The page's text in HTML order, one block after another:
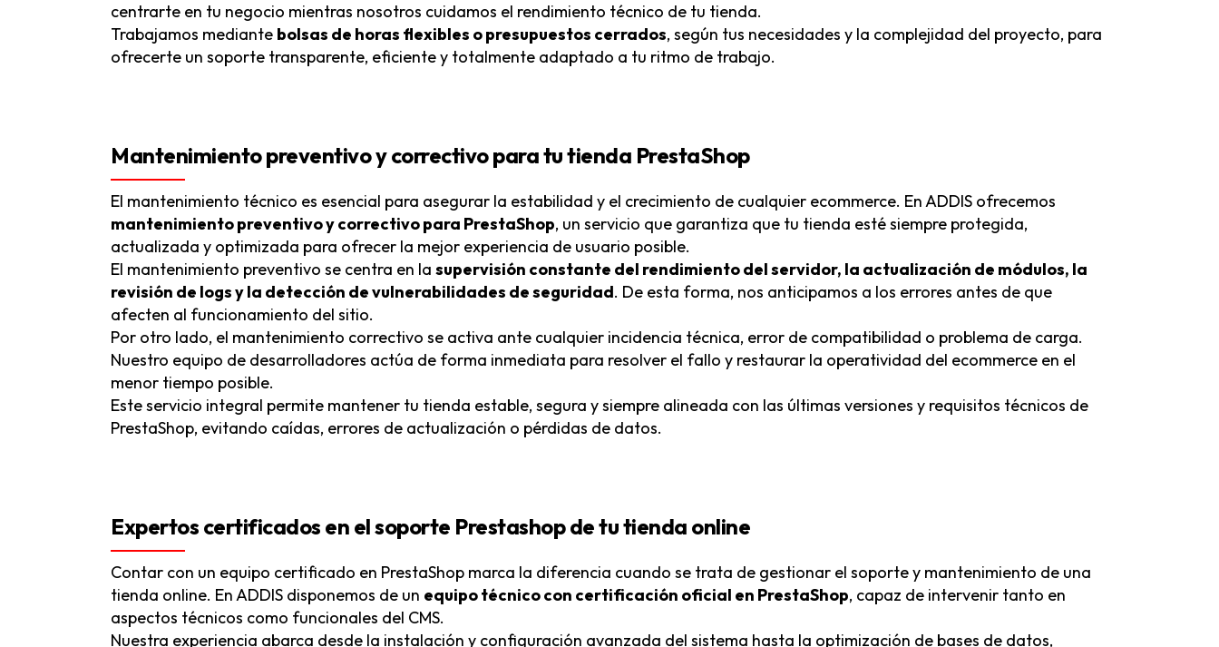
centrarte en tu negocio mientras nosotros cuidamos el rendimiento técnico de tu tienda.
Trabajamos mediante bolsas de horas flexibles o presupuestos cerrados, según tus necesidades y la complejidad del proyecto, para
ofrecerte un soporte transparente, eficiente y totalmente adaptado a tu ritmo de trabajo.
Mantenimiento preventivo y correctivo para tu tienda PrestaShop
El mantenimiento técnico es esencial para asegurar la estabilidad y el crecimiento de cualquier ecommerce. En ADDIS ofrecemos
mantenimiento preventivo y correctivo para PrestaShop, un servicio que garantiza que tu tienda esté siempre protegida,
actualizada y optimizada para ofrecer la mejor experiencia de usuario posible.
El mantenimiento preventivo se centra en la supervisión constante del rendimiento del servidor, la actualización de módulos, la
revisión de logs y la detección de vulnerabilidades de seguridad. De esta forma, nos anticipamos a los errores antes de que
afecten al funcionamiento del sitio.
Por otro lado, el mantenimiento correctivo se activa ante cualquier incidencia técnica, error de compatibilidad o problema de carga.
Nuestro equipo de desarrolladores actúa de forma inmediata para resolver el fallo y restaurar la operatividad del ecommerce en el
menor tiempo posible.
Este servicio integral permite mantener tu tienda estable, segura y siempre alineada con las últimas versiones y requisitos técnicos de
PrestaShop, evitando caídas, errores de actualización o pérdidas de datos.
Expertos certificados en el soporte Prestashop de tu tienda online
Contar con un equipo certificado en PrestaShop marca la diferencia cuando se trata de gestionar el soporte y mantenimiento de una
tienda online. En ADDIS disponemos de un equipo técnico con certificación oficial en PrestaShop, capaz de intervenir tanto en
aspectos técnicos como funcionales del CMS.
Nuestra experiencia abarca desde la instalación y configuración avanzada del sistema hasta la optimización de bases de datos,